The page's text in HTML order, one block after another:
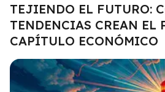
TEJIENDO EL FUTURO:
TENDENCIAS CREAN EL
CAPÍTULO ECONÓMICO